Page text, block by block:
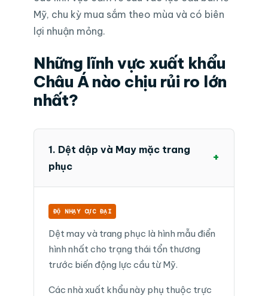
Mỹ, chu kỳ mua sắm theo mùa và có biên
lợi nhuận mỏng.
Những lĩnh vực xuất khẩu
Châu Á nào chịu rủi ro lớn
nhất?
1. Dệt dập và May mặc trang
phục
+
ĐỘ NHẠY CỰC ĐẠI
Dệt may và trang phục là hình mẫu điển
hình nhất cho trạng thái tổn thương
trước biến động lực cầu từ Mỹ.
Các nhà xuất khẩu này phụ thuộc trực